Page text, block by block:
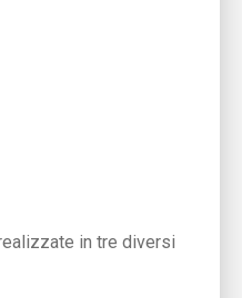
in tre diversi